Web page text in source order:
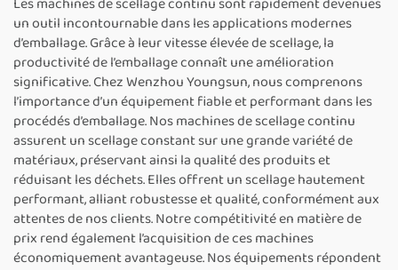
sacs plastique
machine de scellage
continu par bande
un outil incontournable dans les applications modernes
d’emballage. Grâce à leur vitesse élevée de scellage, la
productivité de l’emballage connaît une amélioration
significative. Chez Wenzhou Youngsun, nous comprenons
l’importance d’un équipement fiable et performant dans les
procédés d’emballage. Nos machines de scellage continu
assurent un scellage constant sur une grande variété de
matériaux, préservant ainsi la qualité des produits et
réduisant les déchets. Elles offrent un scellage hautement
performant, alliant robustesse et qualité, conformément aux
attentes de nos clients. Notre compétitivité en matière de
prix rend également l’acquisition de ces machines
économiquement avantageuse. Nos équipements répondent